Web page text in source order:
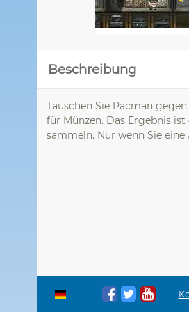
Beschreibung
Tauschen Sie Pacman
für Münzen. Das Ergebnis
sammeln. Nur wenn Sie